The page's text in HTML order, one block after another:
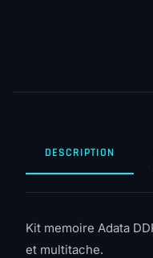
DESCRIPTION
Kit memoire Adata
et multitache.